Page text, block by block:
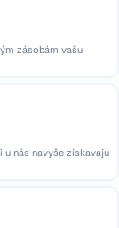
zásobám vašu
u nás navyše získavajú